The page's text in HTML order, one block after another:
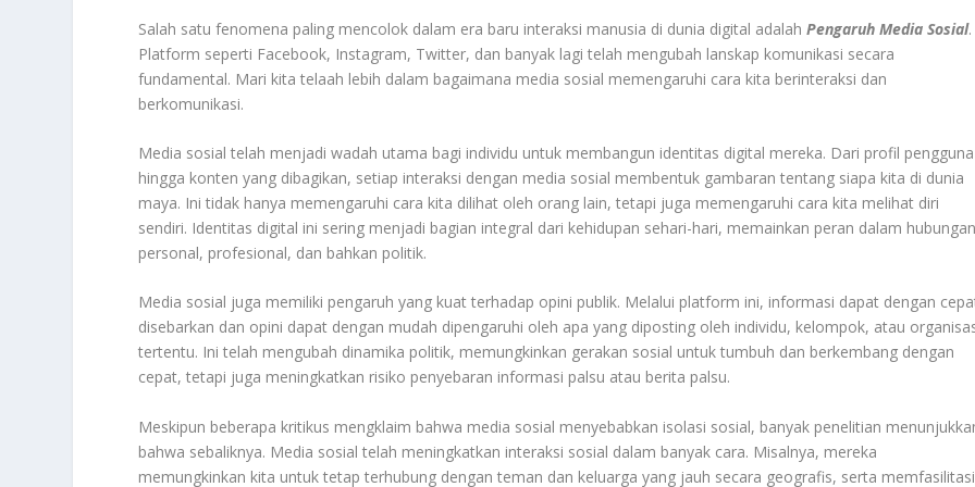
Salah satu fenomena paling mencolok dalam era baru interaksi manusia di dunia digital adalahPengaruh Media Sosial.
Platform seperti Facebook, Instagram, Twitter, dan banyak lagi telah mengubah lanskap komunikasi secara
fundamental. Mari kita telaah lebih dalam bagaimana media sosial memengaruhi cara kita berinteraksi dan
berkomunikasi.
Media sosial telah menjadi wadah utama bagi individu untuk membangun identitas digital mereka. Dari profil pengguna
hingga konten yang dibagikan, setiap interaksi dengan media sosial membentuk gambaran tentang siapa kita di dunia
maya. Ini tidak hanya memengaruhi cara kita dilihat oleh orang lain, tetapi juga memengaruhi cara kita melihat diri
sendiri. Identitas digital ini sering menjadi bagian integral dari kehidupan sehari-hari, memainkan peran dalam hubungan
personal, profesional, dan bahkan politik.
Media sosial juga memiliki pengaruh yang kuat terhadap opini publik. Melalui platform ini, informasi dapat dengan
disebarkan dan opini dapat dengan mudah dipengaruhi oleh apa yang diposting oleh individu, kelompok, atau
tertentu. Ini telah mengubah dinamika politik, memungkinkan gerakan sosial untuk tumbuh dan berkembang dengan
cepat, tetapi juga meningkatkan risiko penyebaran informasi palsu atau berita palsu.
Meskipun beberapa kritikus mengklaim bahwa media sosial menyebabkan isolasi sosial, banyak penelitian
bahwa sebaliknya. Media sosial telah meningkatkan interaksi sosial dalam banyak cara. Misalnya, mereka
memungkinkan kita untuk tetap terhubung dengan teman dan keluarga yang jauh secara geografis, serta memfasilitasi